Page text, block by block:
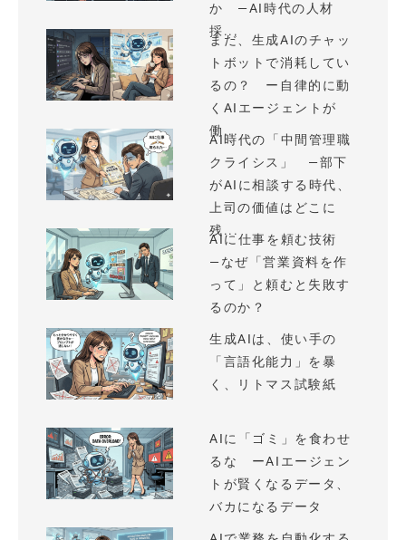
か —AI時代の人材
採...
まだ、生成AIのチャッ
トボットで消耗してい
るの？ ー自律的に動
くAIエージェントが
働...
AI時代の「中間管理職
クライシス」 —部下
がAIに相談する時代、
上司の価値はどこに
残...
AIに仕事を頼む技術
—なぜ「営業資料を作
って」と頼むと失敗す
るのか？
生成AIは、使い手の
「言語化能力」を暴
く、リトマス試験紙
AIに「ゴミ」を食わせ
るな ーAIエージェン
トが賢くなるデータ、
バカになるデータ